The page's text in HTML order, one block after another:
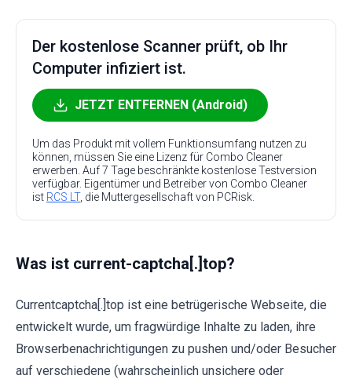
Der kostenlose Scanner prüft, ob Ihr
Computer infiziert ist.
JETZT ENTFERNEN (Android)
Um das Produkt mit vollem Funktionsumfang nutzen zu
können, müssen Sie eine Lizenz für Combo Cleaner
erwerben. Auf 7 Tage beschränkte kostenlose Testversion
verfügbar. Eigentümer und Betreiber von Combo Cleaner
ist RCS LT, die Muttergesellschaft von PCRisk.
Was ist current-captcha[.]top?
Currentcaptcha[.]top ist eine betrügerische Webseite, die
entwickelt wurde, um fragwürdige Inhalte zu laden, ihre
Browserbenachrichtigungen zu pushen und/oder Besucher
auf verschiedene (wahrscheinlich unsichere oder